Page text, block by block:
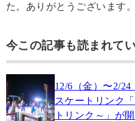
た。ありがとうございます。
今この記事も読まれて
12/6（金）〜2/
スケートリンク
トリンク～」が